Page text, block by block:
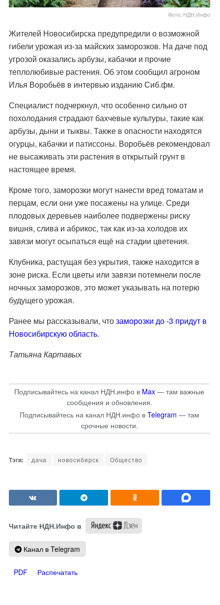
Фото: НДН.Инфо
Жителей Новосибирска предупредили о возможной
гибели урожая из-за майских заморозков. На даче под
угрозой оказались арбузы, кабачки и прочие
теплолюбивые растения. Об этом сообщил агроном
Илья Воробьёв в интервью изданию Сиб.фм.
Специалист подчеркнул, что особенно сильно от
похолодания страдают бахчевые культуры, такие как
арбузы, дыни и тыквы. Также в опасности находятся
огурцы, кабачки и патиссоны. Воробьёв рекомендовал
не высаживать эти растения в открытый грунт в
настоящее время.
Кроме того, заморозки могут нанести вред томатам и
перцам, если они уже посажены на улице. Среди
плодовых деревьев наиболее подвержены риску
вишня, слива и абрикос, так как из-за холодов их
завязи могут осыпаться ещё на стадии цветения.
Клубника, растущая без укрытия, также находится в
зоне риска. Если цветы или завязи потемнели после
ночных заморозков, это может указывать на потерю
будущего урожая.
Ранее мы рассказывали, чтозаморозки до -3 придут в
Новосибирскую область.
Татьяна Картавых
Подписывайтесь на канал НДН.инфо в Max — там важные
сообщения и обновления.
Подписывайтесь на канал НДН.инфо в Telegram — там
срочные новости.
дача новосибирск Общество
Читайте НДН.Инфо в
Канал в Telegram
PDF Распечатать